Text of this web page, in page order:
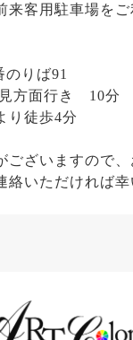
来客用駐車場をご
のりば91
方面行き 10分
り徒歩4分
ございますので、
絡いただければ幸